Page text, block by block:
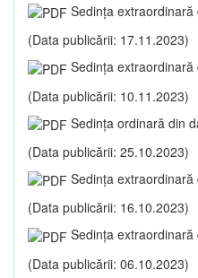
Sedinţa extraordinară
(Data publicării: 17.11.2023)
Sedinţa extraordinară
(Data publicării: 10.11.2023)
Sedinţa ordinară din
(Data publicării: 25.10.2023)
Sedinţa extraordinară
(Data publicării: 16.10.2023)
Sedinţa extraordinară
(Data publicării: 06.10.2023)